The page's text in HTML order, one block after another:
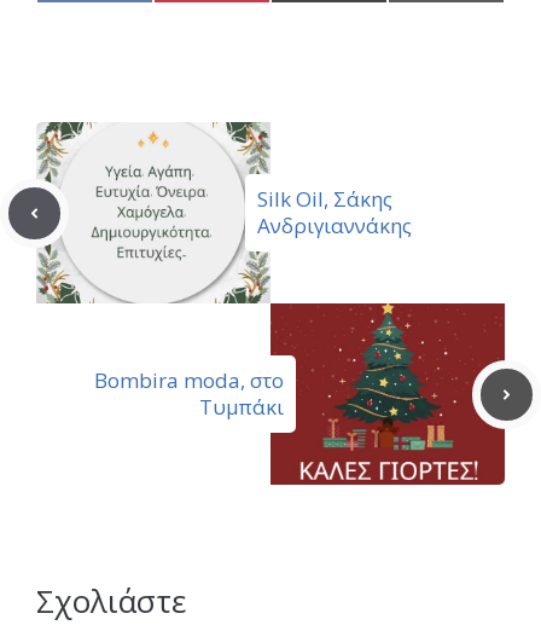
on on on on
Silk Oil, Σάκης
Ανδριγιαννάκης
Bombira moda, στο
Τυμπάκι
Σχολιάστε